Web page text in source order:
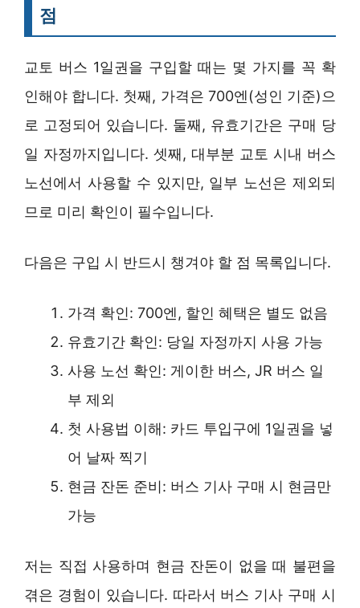
점
교토 버스 1일권을 구입할 때는 몇 가지를 꼭 확
인해야 합니다. 첫째, 가격은 700엔(성인 기준)으
로 고정되어 있습니다. 둘째, 유효기간은 구매 당
일 자정까지입니다. 셋째, 대부분 교토 시내 버스
노선에서 사용할 수 있지만, 일부 노선은 제외되
므로 미리 확인이 필수입니다.
다음은 구입 시 반드시 챙겨야 할 점 목록입니다.
가격 확인: 700엔, 할인 혜택은 별도 없음
유효기간 확인: 당일 자정까지 사용 가능
사용 노선 확인: 게이한 버스, JR 버스 일
부 제외
첫 사용법 이해: 카드 투입구에 1일권을 넣
어 날짜 찍기
현금 잔돈 준비: 버스 기사 구매 시 현금만
가능
저는 직접 사용하며 현금 잔돈이 없을 때 불편을
겪은 경험이 있습니다. 따라서 버스 기사 구매 시